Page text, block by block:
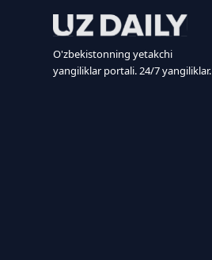
O'zbekistonning yetakchi
yangiliklar portali. 24/7 yangiliklar.